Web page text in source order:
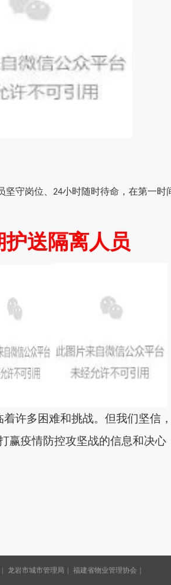
坚守岗位、 24小时随时待命，在第一时
护送隔离人员
着许多困难和挑战。但我们坚信，
疫情防控攻坚战的信息和决心
龙岩市城市管理局 福建省物业管理协会